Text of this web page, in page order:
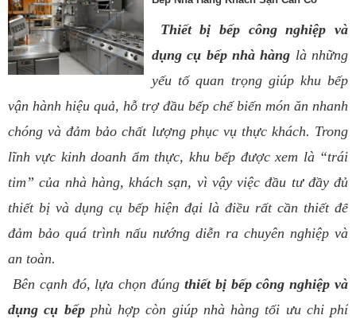
Thiết bị bếp công nghiệp và
dụng cụ bếp nhà hàng là những
yếu tố quan trọng giúp khu bếp
vận hành hiệu quả, hỗ trợ đầu bếp chế biến món ăn nhanh
chóng và đảm bảo chất lượng phục vụ thực khách. Trong
lĩnh vực kinh doanh ẩm thực, khu bếp được xem là “trái
tim” của nhà hàng, khách sạn, vì vậy việc đầu tư đầy đủ
thiết bị và dụng cụ bếp hiện đại là điều rất cần thiết để
đảm bảo quá trình nấu nướng diễn ra chuyên nghiệp và
an toàn.
Bên cạnh đó, lựa chọn đúng thiết bị bếp công nghiệp và
dụng cụ bếpphù hợp còn giúp nhà hàng tối ưu chi phí